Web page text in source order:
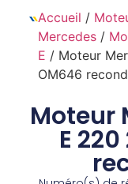
Accueil /
Mercedes/
E / Moteur
OM646
Moteur
E